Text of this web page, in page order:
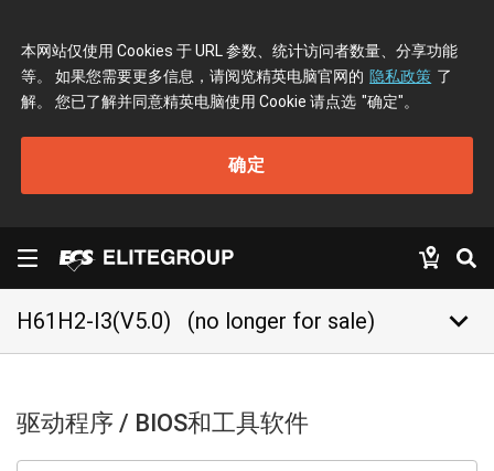
本网站仅使用 Cookies 于 URL 参数、统计访问者数量、分享功能
等。 如果您需要更多信息，请阅览精英电脑官网的 隐私政策 了
解。 您已了解并同意精英电脑使用 Cookie 请点选 "确定"。
确定
H61H2-I3(V5.0) (no longer for sale) keyboard_arrow_down
驱动程序 / BIOS和工具软件